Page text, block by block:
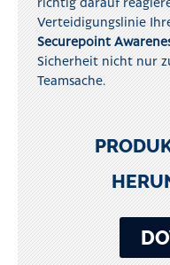
Verteidigungslinie
Securepoint
Sicherheit nicht nur
Teamsache.